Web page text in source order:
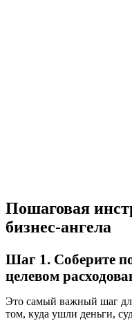
Пошаговая
бизнес-ангела
Шаг 1. Соберите
целевом
Это самый важный шаг
том, куда ушли деньги,